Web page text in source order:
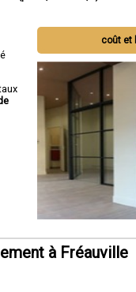
coût et
à Fréauville